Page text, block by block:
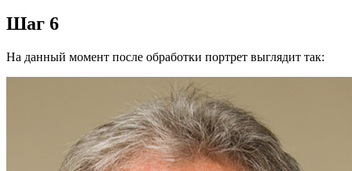
Шаг 6
На данный момент после обработки портрет выглядит так: